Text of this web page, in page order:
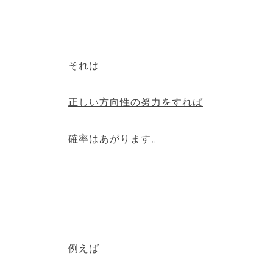
それは
正しい方向性の努力をすれば
確率はあがります。
例えば